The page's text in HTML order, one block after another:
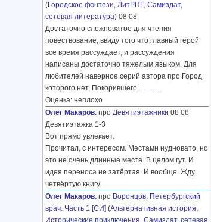
(Городское фэнтези, ЛитРПГ, Самиздат,
сетевая литература) 08 08
Достаточно сложноватое для чтения
повествование, ввиду того что главный герой
все время рассуждает, и рассуждения
написаны достаточно тяжелым языком. Для
любителей наверное серий автора про Город
которого нет, Покорившего ………
Оценка: неплохо
Олег Макаров. про Девятиэтажники 08 08
Девятиэтажка 1-3
Вот прямо увлекает.
Прочитал, с интересом. Местами нудновато, но
это не очень длинные места. В целом гут. И
идея переноса не затёртая. И вообще. Жду
четвёртую книгу
Олег Макаров. про Воронцов: Петербургский
врач. Часть 1 [СИ] (Альтернативная история,